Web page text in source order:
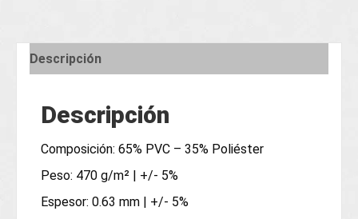
Descripción
Descripción
Composición: 65% PVC – 35% Poliéster
Peso: 470 g/m² | +/- 5%
Espesor: 0.63 mm | +/- 5%